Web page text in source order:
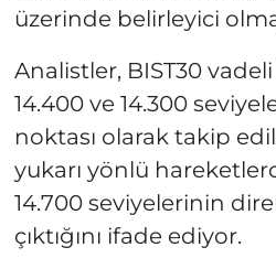
üzerinde belirleyici
Analistler, BIST30
14.400 ve 14.300
noktası olarak takip
yukarı yönlü
14.700 seviyelerinin
çıktığını ifade ediyor.